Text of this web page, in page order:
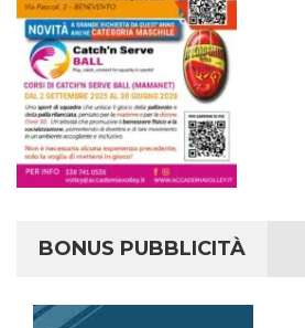
BONUS PUBBLICITÀ